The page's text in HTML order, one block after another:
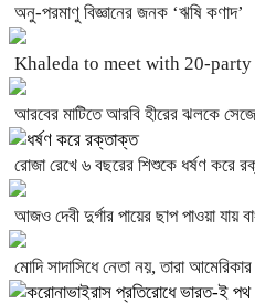
অনু-পরমাণু বিজ্ঞানের জনক ‘ঋষি কণাদ’
Khaleda to meet with 20-party
আরবের মাটিতে আরবি হীরের ঝলকে সেজে
রোজা রেখে ৬ বছরের শিশুকে ধর্ষণ করে
আজও দেবী দুর্গার পায়ের ছাপ পাওয়া যায়
মোদি সাদাসিধে নেতা নয়, তারা